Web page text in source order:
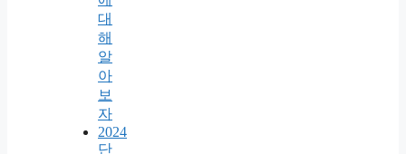
대
해
알
아
보
자
2024
단